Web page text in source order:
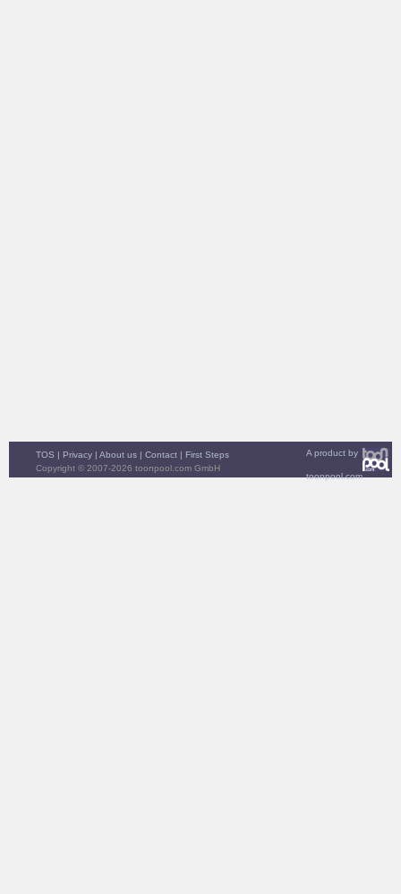
A product by
toonpool.com
TOS | Privacy | About us | Contact | First Steps
Copyright © 2007-2026 toonpool.com GmbH